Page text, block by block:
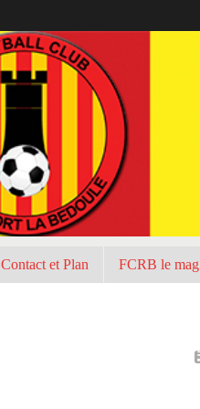
Contact et Plan FCRB le mag